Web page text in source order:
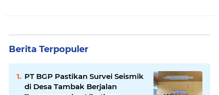
Berita Terpopuler
PT BGP Pastikan Survei Seismik
di Desa Tambak Berjalan